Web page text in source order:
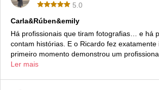
5.0
Carla&Rúben&emily
Há profissionais que tiram fotografias… e há
contam histórias. E o Ricardo fez exatamente
primeiro momento demonstrou um
Ler mais